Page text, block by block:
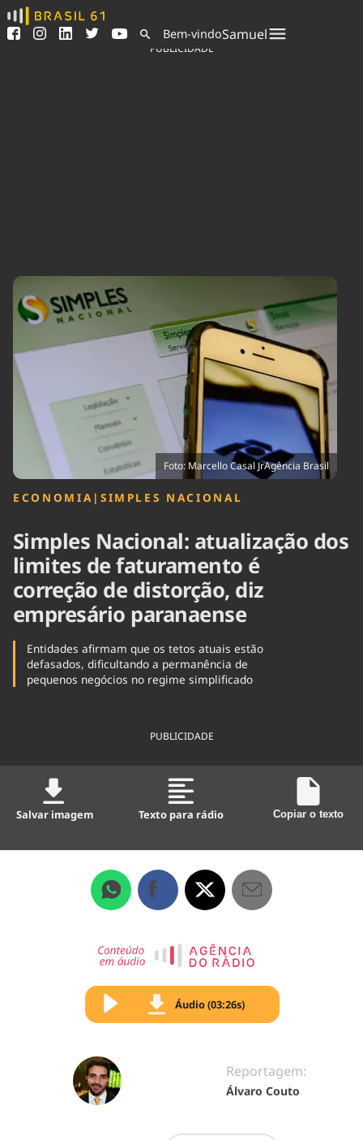
Ver todas as notícias
Podcasts
Indicadores
Agronegócios
Brasil
Ciência &
Tecnologia
Cinema
Comportamento
Economia
Educação
Infraestrutura
Internacional
Meio Ambiente
Podcast
Política
Saúde
Tempo
Bem-vindoSamuel
PUBLICIDADE
Foto: Marcello Casal JrAgência Brasil
ECONOMIA | SIMPLES NACIONAL
Simples Nacional: atualização dos
limites de faturamento é
correção de distorção, diz
empresário paranaense
Entidades afirmam que os tetos atuais estão
defasados, dificultando a permanência de
pequenos negócios no regime simplificado
PUBLICIDADE
Salvar imagem Texto para rádio Copiar o texto
Áudio (03:26s)
Reportagem:
Álvaro Couto